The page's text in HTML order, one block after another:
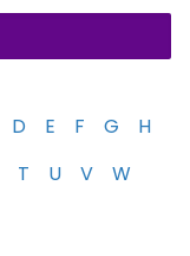
D E F G
H
T U V
W